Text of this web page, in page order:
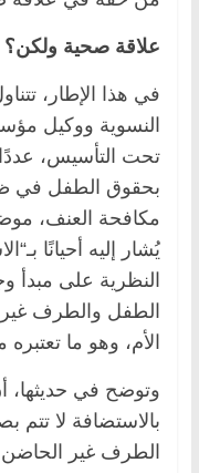
علاقة صحية ولكن؟
في هذا الإطار،
النسوية ووكيل
تحت التأسيس، عددًا
بحقوق الطفل في
مكافحة العنف،
يُشار إليه أحيانًا
النظرية على مبدأ
الطفل والطرف غير
الأم، وهو ما
وتوضح في حديثها،
بالاستضافة لا تتم
الطرف غير